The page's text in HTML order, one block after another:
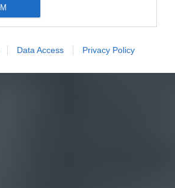
Data Access Privacy Policy